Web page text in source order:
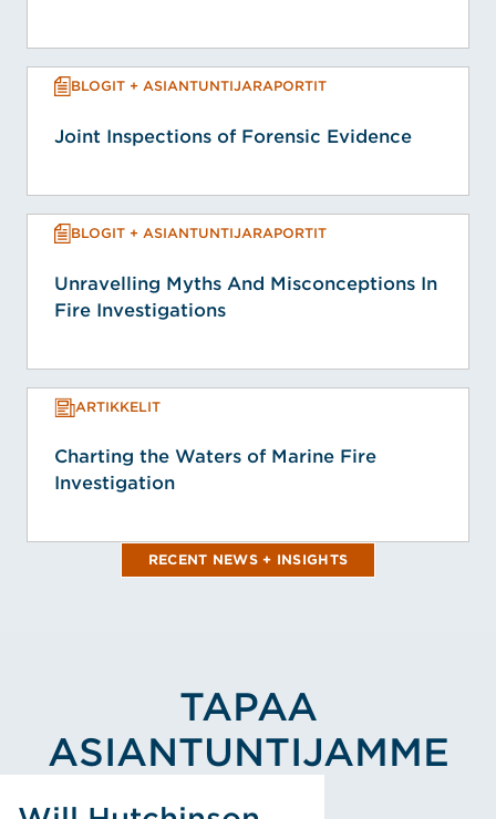
BLOGIT + ASIANTUNTIJARAPORTIT
Joint Inspections of Forensic Evidence
BLOGIT + ASIANTUNTIJARAPORTIT
Unravelling Myths And Misconceptions In
Fire Investigations
ARTIKKELIT
Charting the Waters of Marine Fire
Investigation
RECENT NEWS + INSIGHTS
TAPAA
ASIANTUNTIJAMME